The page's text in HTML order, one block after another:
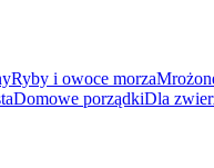
Ryby i owoce morza
Domowe porządkiDla